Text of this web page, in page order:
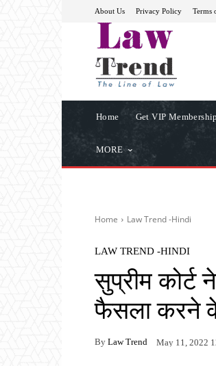
About Us Privacy Policy Terms
Home Get VIP Membership
MORE
Home Law Trend -Hindi
LAW TREND -HINDI
सुप्रीम कोर्ट
फैसला करने
By Law Trend May 11, 2022